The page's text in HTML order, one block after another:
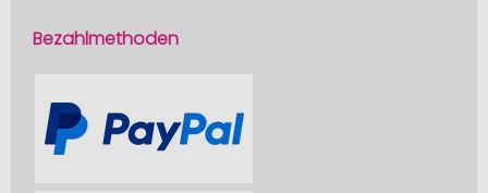
Bezahlmethoden